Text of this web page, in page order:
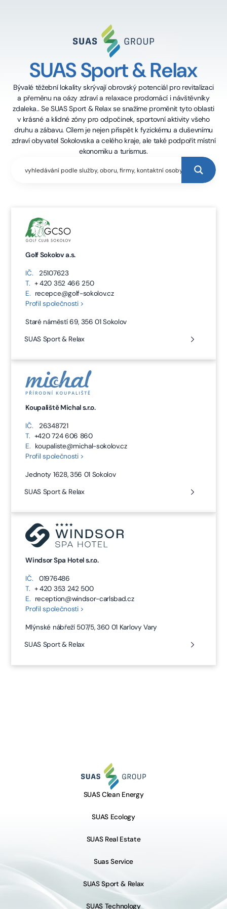
SUAS Sport & Relax
Bývalé těžební lokality skrývají obrovský potenciál pro revitalizaci
a přeměnu na oázy zdraví a relaxace prodomácí i návštěvníky
zdaleka.. Se SUAS Sport & Relax se snažíme proměnit tyto oblasti
v krásné a klidné zóny pro odpočinek, sportovní aktivity všeho
druhu a zábavu. Cílem je nejen přispět k fyzickému a duševnímu
zdraví obyvatel Sokolovska a celého kraje, ale také podpořit místní
ekonomiku a turismus.
Golf Sokolov a.s.
IČ.
25107623
T. + 420 352 466 250
E. recepce@golf-sokolov.cz
Profil společnosti >
Staré náměstí 69, 356 01 Sokolov
SUAS Sport & Relax
Koupaliště Michal s.r.o.
IČ.
26348721
T. +420 724 606 860
E. koupaliste@michal-sokolov.cz
Profil společnosti >
Jednoty 1628, 356 01 Sokolov
SUAS Sport & Relax
Windsor Spa Hotel s.r.o.
IČ.
01976486
T. + 420 353 242 500
E. reception@windsor-carlsbad.cz
Profil společnosti >
Mlýnské nábřeží 507/5, 360 01 Karlovy Vary
SUAS Sport & Relax
SUAS Clean Energy
SUAS Ecology
SUAS Real Estate
Suas Service
SUAS Sport & Relax
SUAS Technology